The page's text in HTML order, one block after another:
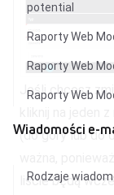
potential
Raporty Web
Raporty Web
Raporty Web
Wiadomości e-
Rodzaje
Jeśli chcesz
kliknij na jeden
(do góry lub do
ważna,
liście będą